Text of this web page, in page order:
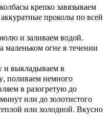
крепко завязываем
проколы по всей
и заливаем водой.
огне в течении
и выкладываем в
поливаем немного
в разогретую до
или до золотистого
или холодной. Вкусно